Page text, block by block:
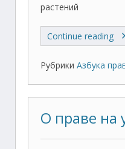
растений
Continue reading
Рубрики Азбука
О праве на